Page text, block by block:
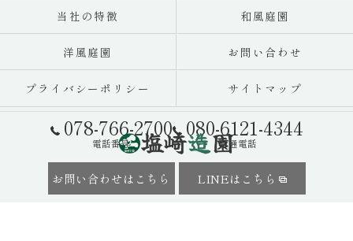
078-766-2700
電話番号
080-6121-4344
直通電話
お問い合わせはこちら LINEはこちら
当社の特徴 和風庭園
洋風庭園 お問い合わせ
プライバシーポリシー サイトマップ
© 2026 神戸市の造園業者なら塩崎造園 ALL RIGHTS RESERVED.